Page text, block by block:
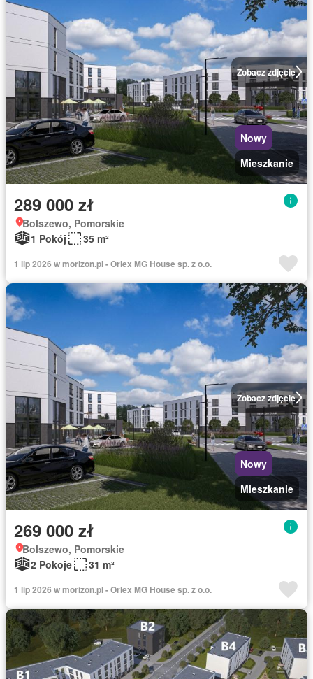
Zobacz zdjęcie
Nowy
Mieszkanie
289 000 zł
Bolszewo, Pomorskie
1 Pokój
35 m²
1 lip 2026 w morizon.pl - Orlex MG House sp. z o.o.
Zobacz zdjęcie
Nowy
Mieszkanie
269 000 zł
Bolszewo, Pomorskie
2 Pokoje
31 m²
1 lip 2026 w morizon.pl - Orlex MG House sp. z o.o.